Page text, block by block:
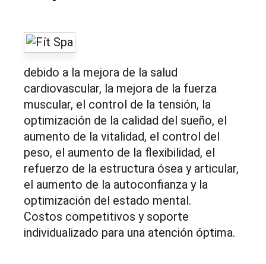
debido a la mejora de la salud
cardiovascular, la mejora de la fuerza
muscular, el control de la tensión, la
optimización de la calidad del sueño, el
aumento de la vitalidad, el control del
peso, el aumento de la flexibilidad, el
refuerzo de la estructura ósea y articular,
el aumento de la autoconfianza y la
optimización del estado mental.
Costos competitivos y soporte
individualizado para una atención óptima.